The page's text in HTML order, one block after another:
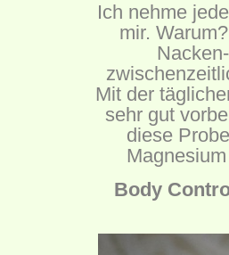
Ich nehme
mir.
Mit der
sehr gut
diese
Body